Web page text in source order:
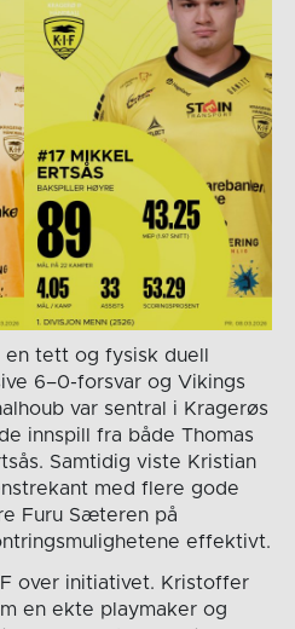
tett og fysisk duell
6–0-forsvar og Vikings
var sentral i Kragerøs
innspill fra både Thomas
Samtidig viste Kristian
med flere gode
Furu Sæteren på
effektivt.
over initiativet. Kristoffer
en ekte playmaker og